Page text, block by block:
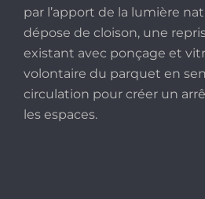
par l’apport de la lumière
dépose de cloison, une
existant avec ponçage et
volontaire du parquet en
circulation pour créer un
les espaces.